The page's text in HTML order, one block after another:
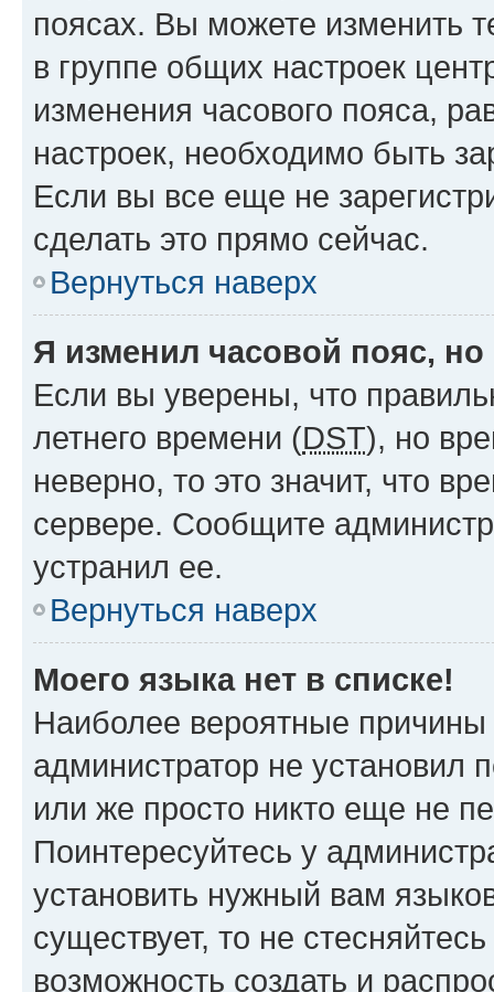
поясах. Вы можете изменить
в группе общих настроек
изменения часового пояса,
настроек, необходимо быть
Если вы все еще не
сделать это прямо сейчас.
Вернуться наверх
Я изменил часовой пояс,
Если вы уверены, что
летнего времени (DST), но
неверно, то это значит, что
сервере. Сообщите
устранил ее.
Вернуться наверх
Моего языка нет в списке!
Наиболее вероятные причины
администратор не установил
или же просто никто еще не
Поинтересуйтесь у
установить нужный вам
существует, то не
возможность создать и